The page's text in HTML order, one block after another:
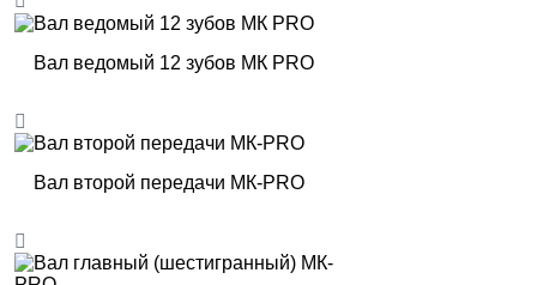
Вал ведомый 12 зубов МК PRO
Вал второй передачи МК-PRO